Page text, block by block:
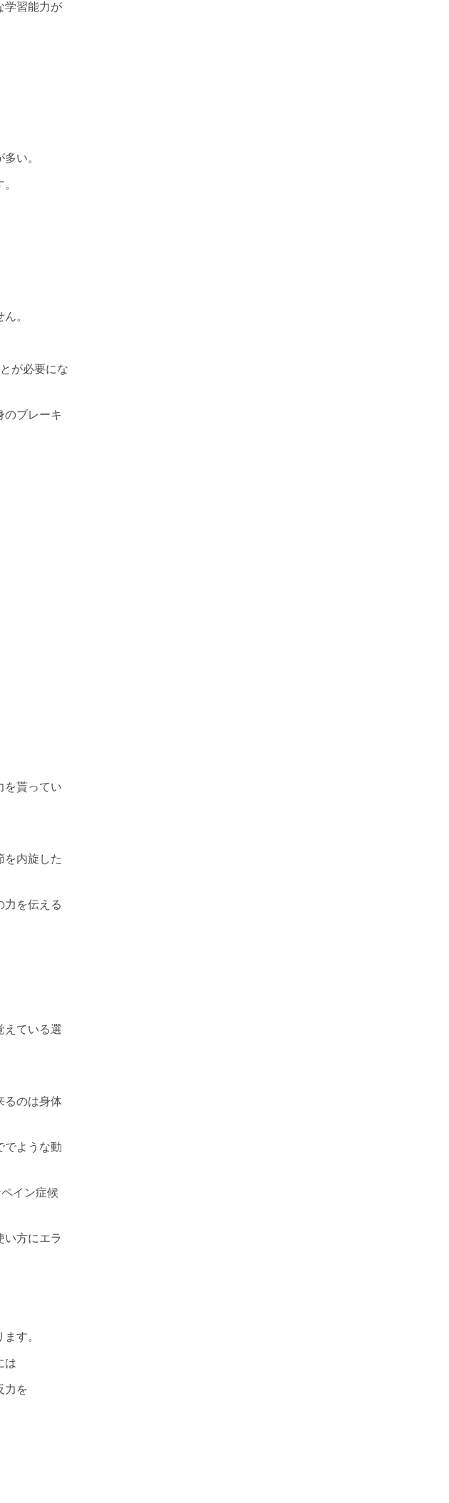
学習能力が
い。
。
が必要にな
のブレーキ
を貰ってい
内旋した
力を伝える
えている選
るのは身体
でような動
イン症候
い方にエラ
す。
は
力を